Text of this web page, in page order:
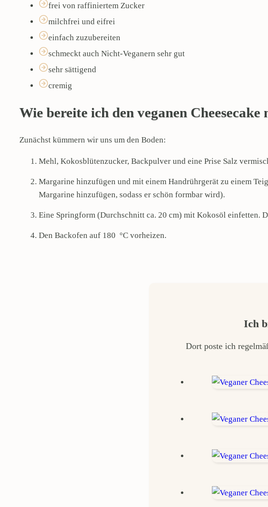
frei von raffiniertem Zucker
milchfrei und eifrei
einfach zuzubereiten
schmeckt auch Nicht-Veganern sehr gut
sehr sättigend
cremig
Wie bereite ich den veganen Cheesecake
Zunächst kümmern wir uns um den Boden:
Mehl, Kokosblütenzucker, Backpulver und eine Prise Salz
Margarine hinzufügen und mit einem Handrührgerät zu einem
Margarine hinzufügen, sodass er schön formbar wird).
Eine Springform (Durchschnitt ca. 20 cm) mit Kokosöl einfetten.
Den Backofen auf 180 °C vorheizen.
Ich
Dort poste ich